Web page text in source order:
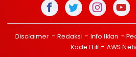
Disclaimer Redaksi Info Iklan
Kode Etik
AWS